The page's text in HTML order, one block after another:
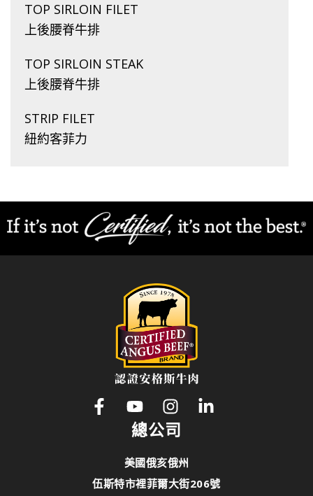
TOP SIRLOIN FILET
上後腰脊牛排
TOP SIRLOIN STEAK
上後腰脊牛排
STRIP FILET
紐約客菲力
總公司
美國俄亥俄州
伍斯特市裡菲爾大街206號